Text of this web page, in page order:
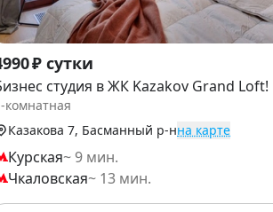
₽ сутки
студия в ЖК Kаzаkоv Grаnd Lоft!
комнатная
Казакова 7, Басманный р-нна карте
Курская~ 9 мин.
Чкаловская~ 13 мин.